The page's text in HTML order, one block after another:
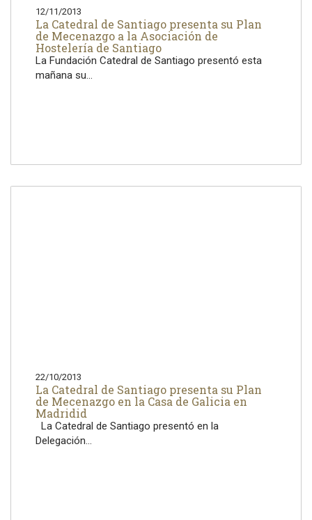
12/11/2013
La Catedral de Santiago presenta su Plan
de Mecenazgo a la Asociación de
Hostelería de Santiago
La Fundación Catedral de Santiago presentó esta
mañana su...
22/10/2013
La Catedral de Santiago presenta su Plan
de Mecenazgo en la Casa de Galicia en
Madridid
La Catedral de Santiago presentó en la
Delegación...